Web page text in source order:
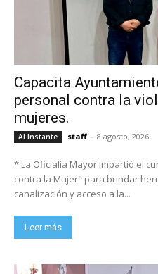
Capacita
personal contra la
mujeres.
Al Instante staff - 8 agosto, 2026
* La Oficialía Mayor impartió el
contra la Mujer" para brindar
canalización y acceso a la...
Leer más